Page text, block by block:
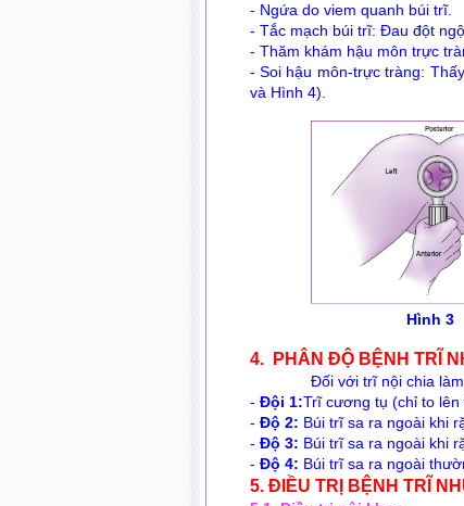
- Ngứa do viem quanh búi trĩ.
- Tắc mạch búi trĩ: Đau đột
- Thăm khám hậu môn trực
- Soi hậu môn-trực tràng:
và Hình 4).
4. PHÂN ĐỘ BỆNH TRĨ
Đối với trĩ nội chia làm
- Đội 1:Trĩ cương tụ (chỉ to lên
- Độ 2: Búi trĩ sa ra ngoài khi
- Độ 3: Búi trĩ sa ra ngoài khi
- Độ 4: Búi trĩ sa ra ngoài
5. ĐIỀU TRỊ BỆNH TRĨ